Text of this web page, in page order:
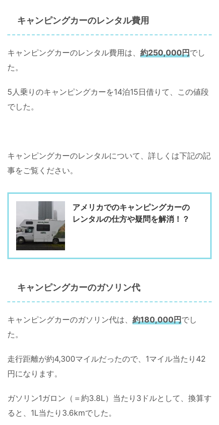
キャンピングカーのレンタル費用
キャンピングカーのレンタル費用は、 約250,000円でし
た。
5人乗りのキャンピングカーを14泊15日借りて、この値段
でした。
キャンピングカーのレンタルについて、詳しくは下記の記
事をご覧ください。
アメリカでのキャンピングカーの
レンタルの仕方や疑問を解消！？
キャンピングカーのガソリン代
キャンピングカーのガソリン代は、 約180,000円でし
た。
走行距離が約4,300マイルだったので、1マイル当たり42
円になります。
ガソリン1ガロン（＝約3.8L）当たり3ドルとして、換算す
ると、1L当たり3.6kmでした。